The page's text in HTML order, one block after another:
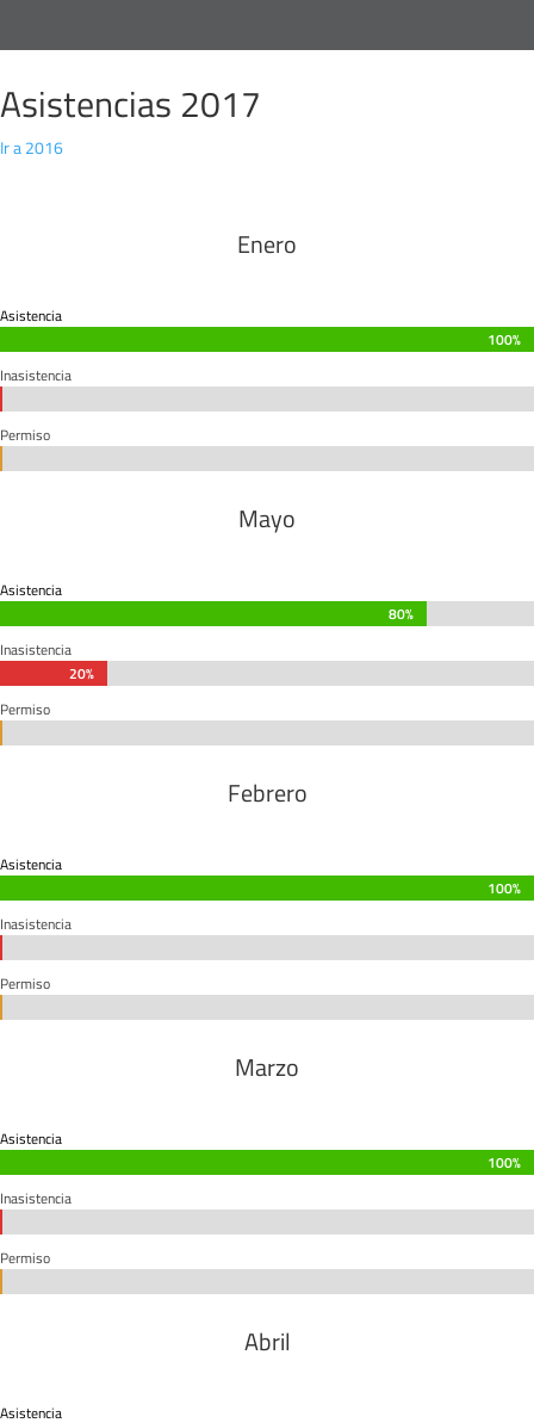
Asistencias 2017
Ir a 2016
Enero
Asistencia
100%
100%
Inasistencia
Permiso
Mayo
Asistencia
80%
80%
Inasistencia
20%
20%
Permiso
Febrero
Asistencia
100%
100%
Inasistencia
Permiso
Marzo
Asistencia
100%
100%
Inasistencia
Permiso
Abril
Asistencia